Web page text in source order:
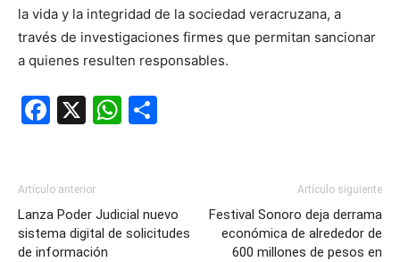
la vida y la integridad de la sociedad veracruzana, a
través de investigaciones firmes que permitan sancionar
a quienes resulten responsables.
Facebook
X WhatsApp
Artículo anterior
Lanza Poder Judicial nuevo
sistema digital de solicitudes
de información
Artículo siguiente
Festival Sonoro deja derrama
económica de alrededor de
600 millones de pesos en